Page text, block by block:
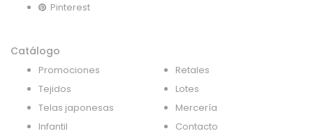
Pinterest
Catálogo
Promociones
Tejidos
Telas japonesas
Infantil
Retales
Lotes
Mercería
Contacto